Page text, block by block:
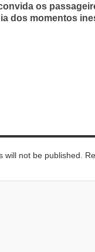
os
dos momentos
will not be published.